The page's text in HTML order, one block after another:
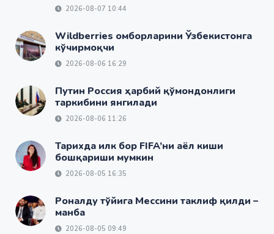
2026-08-07 10:44
Wildberries омборларини Ўзбекистонга
кўчирмоқчи
2026-08-06 16:29
Путин Россия ҳарбий қўмондонлиги
таркибини янгилади
2026-08-06 11:26
Тарихда илк бор FIFA’ни аёл киши
бошқариши мумкин
2026-08-05 16:35
Роналду тўйига Мессини таклиф қилди –
манба
2026-08-05 09:49